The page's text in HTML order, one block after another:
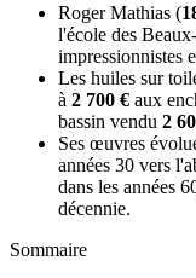
Roger Mathias (
l'école des
impressionnistes
Les huiles sur
à 2 700 € aux
bassin vendu 2
Ses œuvres
années 30 vers
dans les années
décennie.
Sommaire